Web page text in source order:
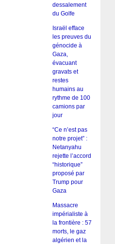
dessalement
du Golfe
Israël efface
les preuves du
génocide à
Gaza,
évacuant
gravats et
restes
humains au
rythme de 100
camions par
jour
“Ce n’est pas
notre projet” :
Netanyahu
rejette l’accord
“historique”
proposé par
Trump pour
Gaza
Massacre
impérialiste à
la frontière : 57
morts, le gaz
algérien et la